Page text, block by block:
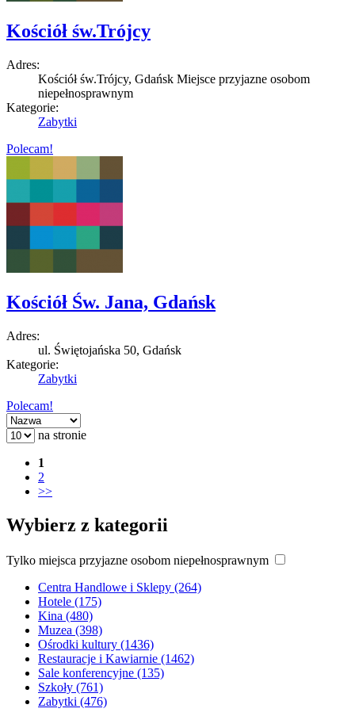
Kościół św.Trójcy
Adres:
Kościół św.Trójcy, Gdańsk Miejsce przyjazne osobom
niepełnosprawnym
Kategorie:
Zabytki
Polecam!
Kościół Św. Jana, Gdańsk
Adres:
ul. Świętojańska 50, Gdańsk
Kategorie:
Zabytki
Polecam!
na stronie
1
2
>>
Wybierz z kategorii
Tylko miejsca przyjazne osobom niepełnosprawnym
Centra Handlowe i Sklepy (264)
Hotele (175)
Kina (480)
Muzea (398)
Ośrodki kultury (1436)
Restauracje i Kawiarnie (1462)
Sale konferencyjne (135)
Szkoły (761)
Zabytki (476)